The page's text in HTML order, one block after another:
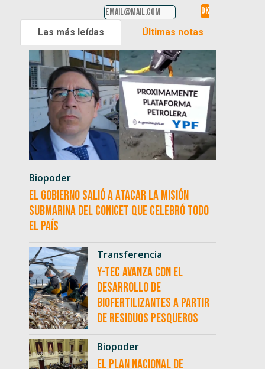
Las más leídas Últimas notas
Biopoder
El Gobierno salió a atacar la misión
submarina del CONICET que celebró todo
el país
Transferencia
Y-TEC avanza con el
desarrollo de
biofertilizantes a partir
de residuos pesqueros
Biopoder
El Plan Nacional de